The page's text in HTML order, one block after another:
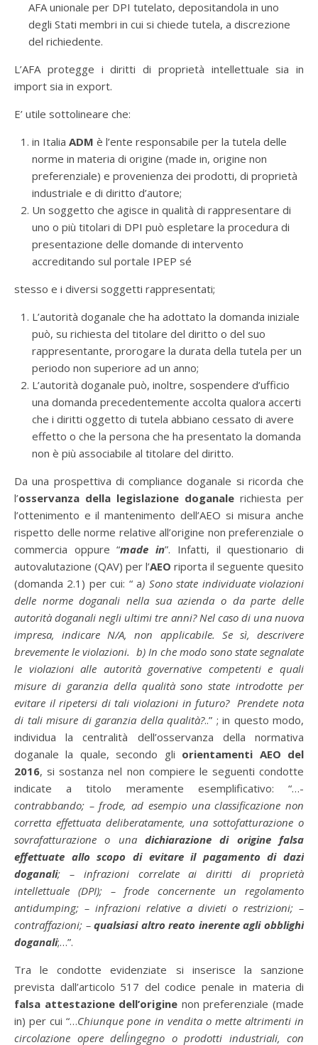
AFA unionale per DPI tutelato, depositandola in uno
degli Stati membri in cui si chiede tutela, a discrezione
del richiedente.
L’AFA protegge i diritti di proprietà intellettuale sia in
import sia in export.
E’ utile sottolineare che:
in Italia ADM è l’ente responsabile per la tutela delle
norme in materia di origine (made in, origine non
preferenziale) e provenienza dei prodotti, di proprietà
industriale e di diritto d’autore;
Un soggetto che agisce in qualità di rappresentare di
uno o più titolari di DPI può espletare la procedura di
presentazione delle domande di intervento
accreditando sul portale IPEP sé
stesso e i diversi soggetti rappresentati;
L’autorità doganale che ha adottato la domanda iniziale
può, su richiesta del titolare del diritto o del suo
rappresentante, prorogare la durata della tutela per un
periodo non superiore ad un anno;
L’autorità doganale può, inoltre, sospendere d’ufficio
una domanda precedentemente accolta qualora accerti
che i diritti oggetto di tutela abbiano cessato di avere
effetto o che la persona che ha presentato la domanda
non è più associabile al titolare del diritto.
Da una prospettiva di compliance doganale si ricorda che
l’osservanza della legislazione doganale richiesta per
l’ottenimento e il mantenimento dell’AEO si misura anche
rispetto delle norme relative all’origine non preferenziale o
commercia oppure “made in”. Infatti, il questionario di
autovalutazione (QAV) per l’AEO riporta il seguente quesito
(domanda 2.1) per cui: “ a) Sono state individuate violazioni
delle norme doganali nella sua azienda o da parte delle
autorità doganali negli ultimi tre anni? Nel caso di una nuova
impresa, indicare N/A, non applicabile. Se sì, descrivere
brevemente le violazioni. b) In che modo sono state segnalate
le violazioni alle autorità governative competenti e quali
misure di garanzia della qualità sono state introdotte per
evitare il ripetersi di tali violazioni in futuro? Prendete nota
di tali misure di garanzia della qualità?..” ; in questo modo,
individua la centralità dell’osservanza della normativa
doganale la quale, secondo gli orientamenti AEO del
2016, si sostanza nel non compiere le seguenti condotte
indicate a titolo meramente esemplificativo: “…-
contrabbando; – frode, ad esempio una classificazione non
corretta effettuata deliberatamente, una sottofatturazione o
sovrafatturazione o una dichiarazione di origine falsa
effettuate allo scopo di evitare il pagamento di dazi
doganali; – infrazioni correlate ai diritti di proprietà
intellettuale (DPI); – frode concernente un regolamento
antidumping; – infrazioni relative a divieti o restrizioni; –
contraffazioni; –qualsiasi altro reato inerente agli obblighi
doganali;…”.
Tra le condotte evidenziate si inserisce la sanzione
prevista dall’articolo 517 del codice penale in materia di
falsa attestazione dell’origine non preferenziale (made
in) per cui “…Chiunque pone in vendita o mette altrimenti in
circolazione opere dell´ingegno o prodotti industriali, con